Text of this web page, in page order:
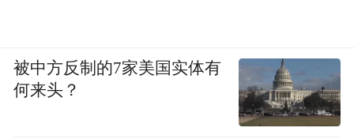
被中方反制的7家美国实体有
何来头？